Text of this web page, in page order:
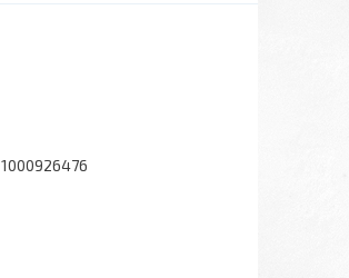
1000926476